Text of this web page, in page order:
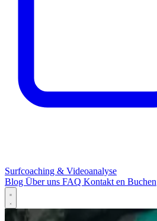
Surfcoaching & Videoanalyse
Blog Über uns FAQ Kontakten Buchen